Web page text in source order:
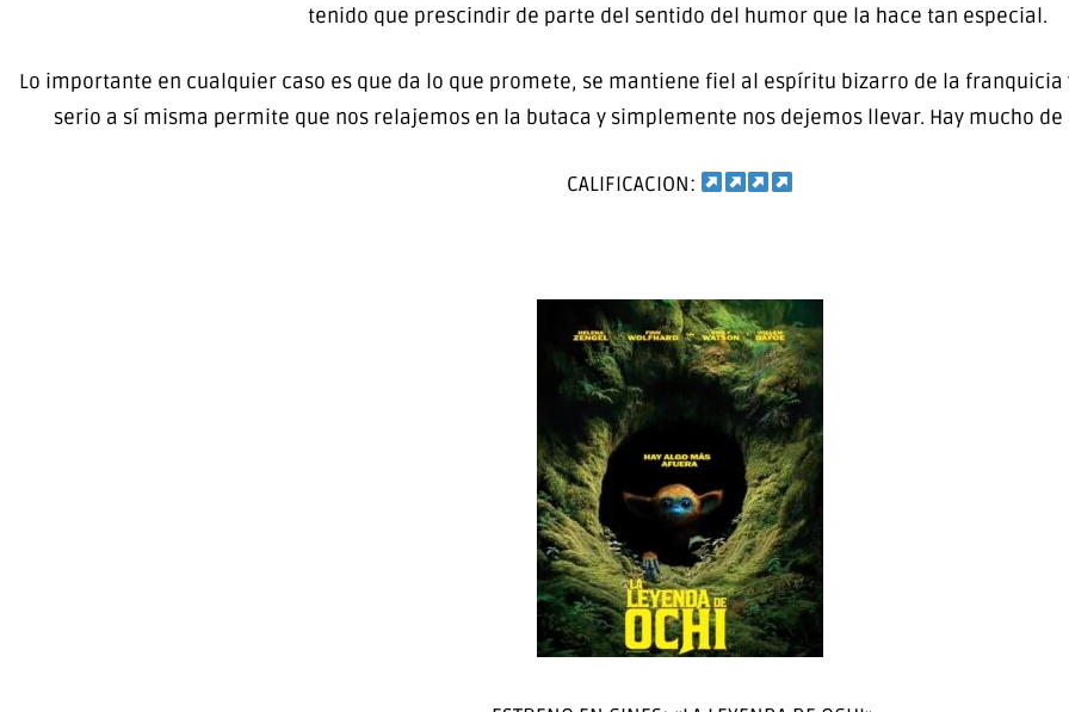
tenido que prescindir de parte del sentido del humor que la hace tan especial.
Lo importante en cualquier caso es que da lo que promete, se mantiene fiel al espíritu bizarro de la franquicia
serio a sí misma permite que nos relajemos en la butaca y simplemente nos dejemos llevar. Hay mucho
CALIFICACION: